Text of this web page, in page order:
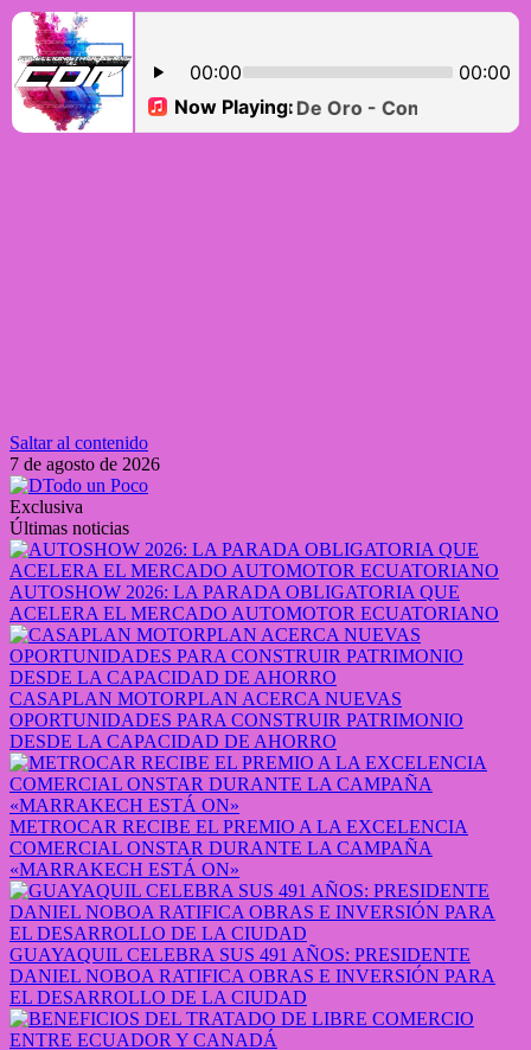
Saltar al contenido
7 de agosto de 2026
Exclusiva
Últimas noticias
AUTOSHOW 2026: LA PARADA OBLIGATORIA QUE
ACELERA EL MERCADO AUTOMOTOR ECUATORIANO
CASAPLAN MOTORPLAN ACERCA NUEVAS
OPORTUNIDADES PARA CONSTRUIR PATRIMONIO
DESDE LA CAPACIDAD DE AHORRO
METROCAR RECIBE EL PREMIO A LA EXCELENCIA
COMERCIAL ONSTAR DURANTE LA CAMPAÑA
«MARRAKECH ESTÁ ON»
GUAYAQUIL CELEBRA SUS 491 AÑOS: PRESIDENTE
DANIEL NOBOA RATIFICA OBRAS E INVERSIÓN PARA
EL DESARROLLO DE LA CIUDAD